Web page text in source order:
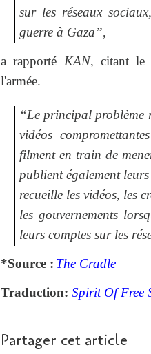
sur les réseaux
guerre à Gaza”,
a rapporté KAN, citant le
l'armée.
“Le principal problème
vidéos
filment en train de
publient également
recueille les vidéos, les
les gouvernements
leurs comptes sur les
*Source : The Cradle
Traduction: Spirit Of Free
Partager cet article